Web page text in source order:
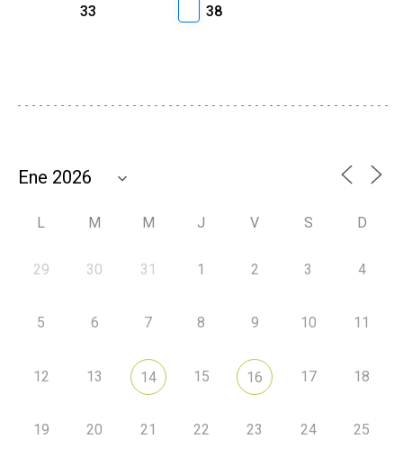
33
38
L M M J V S D
29 30 31 1 2 3 4
5 6 7 8 9 10 11
12 13 14 15 16 17 18
19 20 21 22 23 24 25